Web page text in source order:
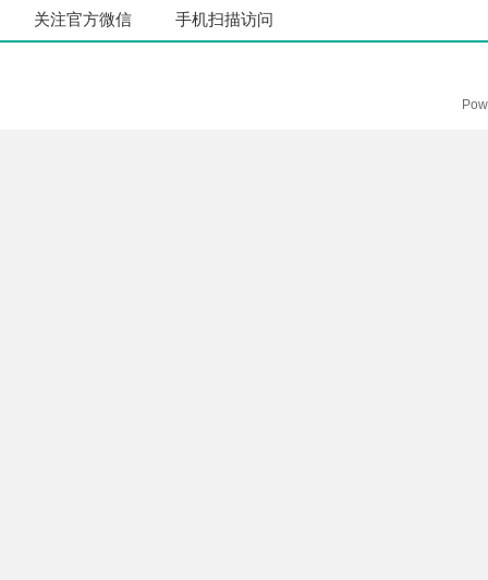
关注官方微信 手机扫描访问